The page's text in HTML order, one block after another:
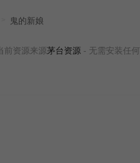
鬼的新娘
源来源茅台资源- 无需安装任何插件